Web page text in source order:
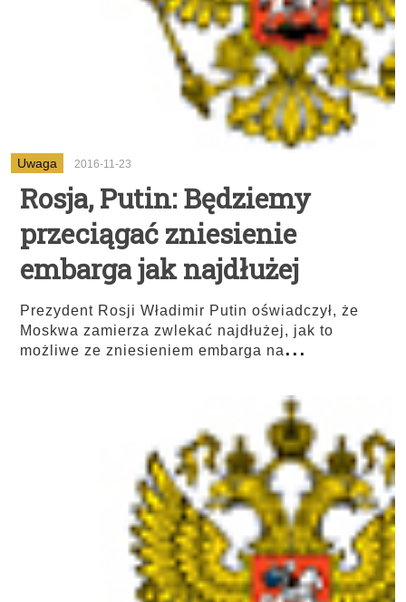
Uwaga 2016-11-23
Rosja, Putin: Będziemy
przeciągać zniesienie
embarga jak najdłużej
Prezydent Rosji Władimir Putin oświadczył, że
Moskwa zamierza zwlekać najdłużej, jak to
możliwe ze zniesieniem embarga na...